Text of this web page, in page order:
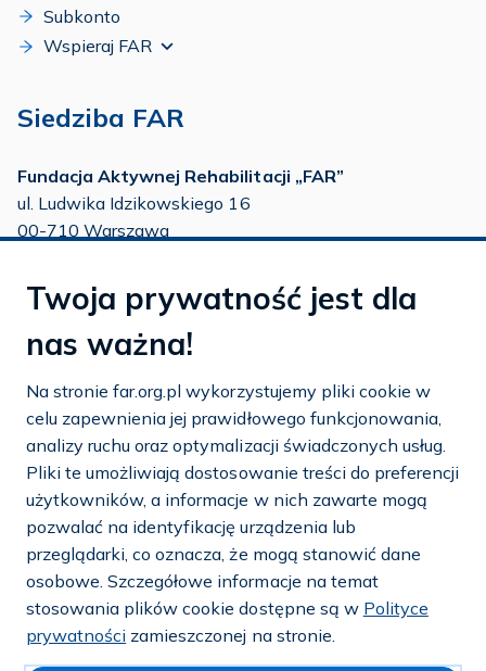
Subkonto
Wspieraj FAR
Siedziba FAR
Fundacja Aktywnej Rehabilitacji „FAR”
ul. Ludwika Idzikowskiego 16
00-710 Warszawa
tel.:22 651 88 03
22 858 26 39
tel.:22 642 22 91
e-mail:info@far.org.pl
Polityka prywatności i cookies
Mapa strony
Dostosuj cookies
Twoja prywatność jest dla
nas ważna!
Na stronie far.org.pl wykorzystujemy pliki cookie w
celu zapewnienia jej prawidłowego funkcjonowania,
analizy ruchu oraz optymalizacji świadczonych usług.
Pliki te umożliwiają dostosowanie treści do preferencji
użytkowników, a informacje w nich zawarte mogą
pozwalać na identyfikację urządzenia lub
przeglądarki, co oznacza, że mogą stanowić dane
osobowe. Szczegółowe informacje na temat
stosowania plików cookie dostępne są w Polityce
prywatności zamieszczonej na stronie.